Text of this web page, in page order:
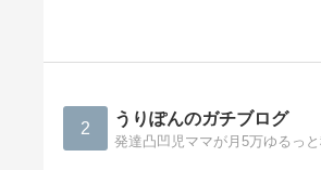
2 うりぽんのガチブログ
発達凸凹児ママが月5万ゆるっ